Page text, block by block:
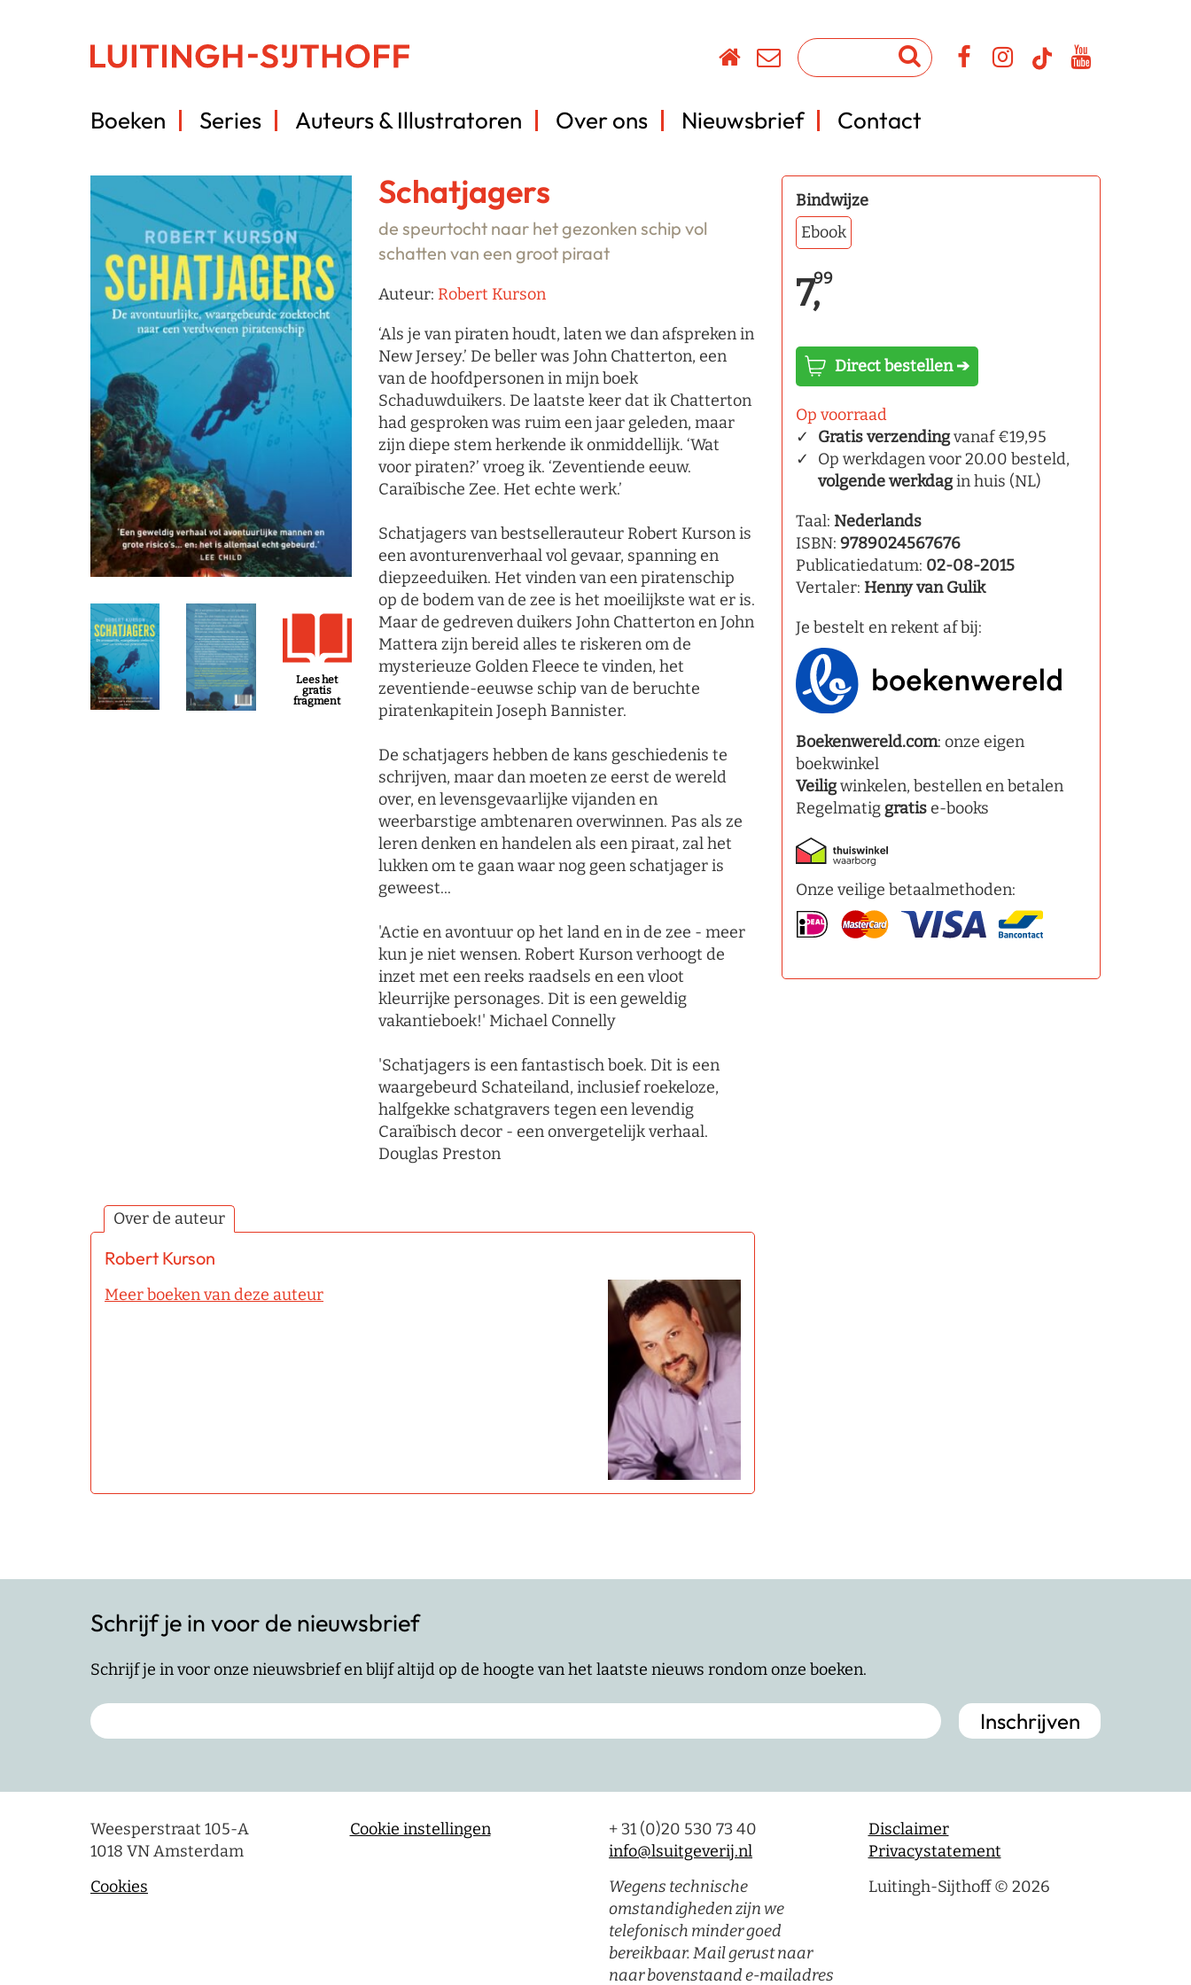
Boeken Series Auteurs & Illustratoren Over ons Nieuwsbrief Contact
Lees het
gratis
fragment
Schatjagers
de speurtocht naar het gezonken schip vol
schatten van een groot piraat
Auteur: Robert Kurson
‘Als je van piraten houdt, laten we dan afspreken in
New Jersey.’ De beller was John Chatterton, een
van de hoofdpersonen in mijn boek
Schaduwduikers. De laatste keer dat ik Chatterton
had gesproken was ruim een jaar geleden, maar
zijn diepe stem herkende ik onmiddellijk. ‘Wat
voor piraten?’ vroeg ik. ‘Zeventiende eeuw.
Caraïbische Zee. Het echte werk.’
Schatjagers van bestsellerauteur Robert Kurson is
een avonturenverhaal vol gevaar, spanning en
diepzeeduiken. Het vinden van een piratenschip
op de bodem van de zee is het moeilijkste wat er is.
Maar de gedreven duikers John Chatterton en John
Mattera zijn bereid alles te riskeren om de
mysterieuze Golden Fleece te vinden, het
zeventiende-eeuwse schip van de beruchte
piratenkapitein Joseph Bannister.
De schatjagers hebben de kans geschiedenis te
schrijven, maar dan moeten ze eerst de wereld
over, en levensgevaarlijke vijanden en
weerbarstige ambtenaren overwinnen. Pas als ze
leren denken en handelen als een piraat, zal het
lukken om te gaan waar nog geen schatjager is
geweest...
'Actie en avontuur op het land en in de zee - meer
kun je niet wensen. Robert Kurson verhoogt de
inzet met een reeks raadsels en een vloot
kleurrijke personages. Dit is een geweldig
vakantieboek!' Michael Connelly
'Schatjagers is een fantastisch boek. Dit is een
waargebeurd Schateiland, inclusief roekeloze,
halfgekke schatgravers tegen een levendig
Caraïbisch decor - een onvergetelijk verhaal.
Douglas Preston
Over de auteur
Robert Kurson
Meer boeken van deze auteur
Bindwijze
Ebook
7,99
Direct bestellen ➔
Op voorraad
Gratis verzendingvanaf €19,95
Op werkdagen voor 20.00 besteld,
volgende werkdagin huis (NL)
Taal: Nederlands
ISBN: 9789024567676
Publicatiedatum: 02-08-2015
Vertaler: Henny van Gulik
Je bestelt en rekent af bij:
Boekenwereld.com: onze eigen
boekwinkel
Veiligwinkelen, bestellen en betalen
Regelmatig gratise-books
Onze veilige betaalmethoden:
Schrijf je in voor de nieuwsbrief
Schrijf je in voor onze nieuwsbrief en blijf altijd op de hoogte van het laatste nieuws rondom onze boeken.
Weesperstraat 105-A
1018 VN Amsterdam
Cookies
Cookie instellingen
+ 31 (0)20 530 73 40
info@lsuitgeverij.nl
Wegens technische
omstandigheden zijn we
telefonisch minder goed
bereikbaar. Mail gerust naar
naar bovenstaand e-mailadres
Disclaimer
Privacystatement
Luitingh-Sijthoff © 2026